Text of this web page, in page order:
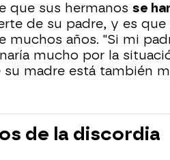
que sus hermanos se
de su padre, y es
muchos años. "Si mi
mucho por la
su madre está también
de la discordia